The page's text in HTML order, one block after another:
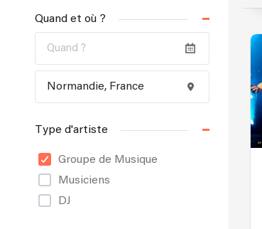
Quand et où ?
Type d'artiste
Groupe de Musique
Musiciens
DJ